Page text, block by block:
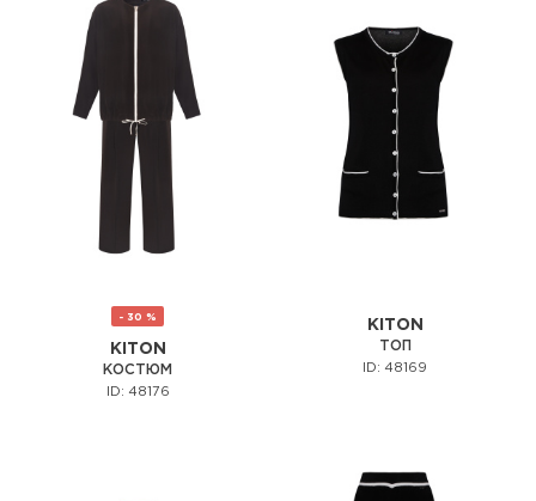
- 30 %
KITON
КОСТЮМ
ID: 48176
KITON
ТОП
ID: 48169